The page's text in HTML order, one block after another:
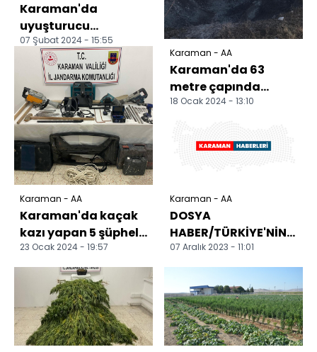
Karaman'da
uyuşturucu
operasyonunda 1
şüpheli yakalandı
07 Şubat 2024 - 15:55
Karaman - AA
Karaman'da kaçak
kazı yapan 5 şüpheli
yakalandı
23 Ocak 2024 - 19:57
Karaman - AA
Karaman'da 63
metre çapında
obruk oluştu
18 Ocak 2024 - 13:10
Karaman - AA
DOSYA
HABER/TÜRKİYE'NİN
MAĞARALARI -
Peynirin lezzetine
lezzet katan
mağara...
07 Aralık 2023 - 11:01